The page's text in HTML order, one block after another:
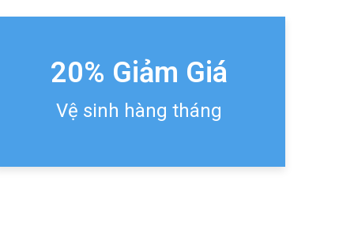
20% Giảm Giá
Vệ sinh hàng tháng